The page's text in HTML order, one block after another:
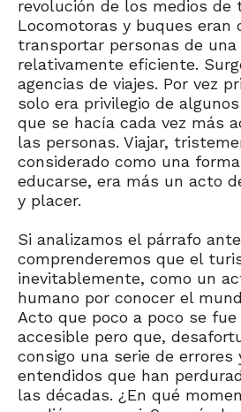
revolución de los medios de
Locomotoras y buques eran
transportar personas de una
relativamente eficiente.
agencias de viajes. Por vez
solo era privilegio de
que se hacía cada vez más
las personas. Viajar,
considerado como una
educarse, era más un acto
y placer.
Si analizamos el párrafo
comprenderemos que el
inevitablemente, como un
humano por conocer el
Acto que poco a poco se
accesible pero que,
consigo una serie de errores
entendidos que han
las décadas. ¿En qué